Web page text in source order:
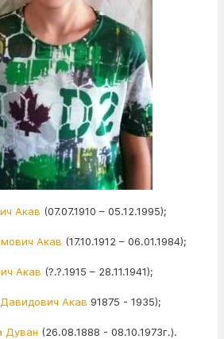
Акав (07.07.1910 – 05.12.1995);
Акав (17.10.1912 – 06.01.1984);
Акав (?.?.1915 – 28.11.1941);
Акав 91875 - 1935);
Дуван (26.08.1888 - 08.10.1973г.).